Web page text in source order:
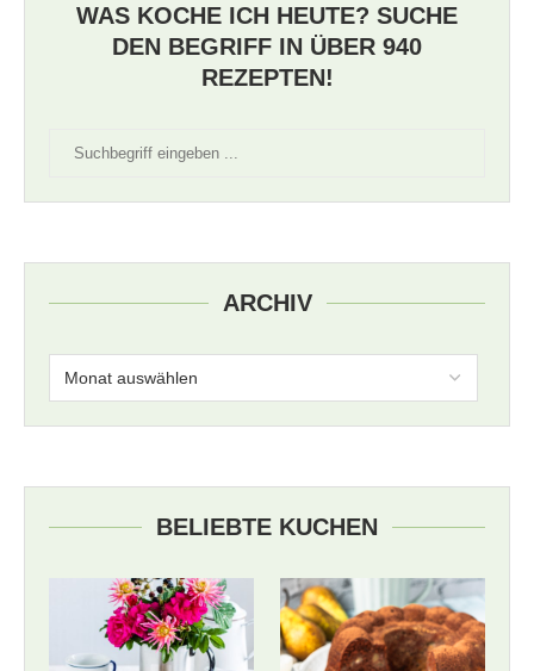
WAS KOCHE ICH HEUTE? SUCHE
DEN BEGRIFF IN ÜBER 940
REZEPTEN!
ARCHIV
BELIEBTE KUCHEN